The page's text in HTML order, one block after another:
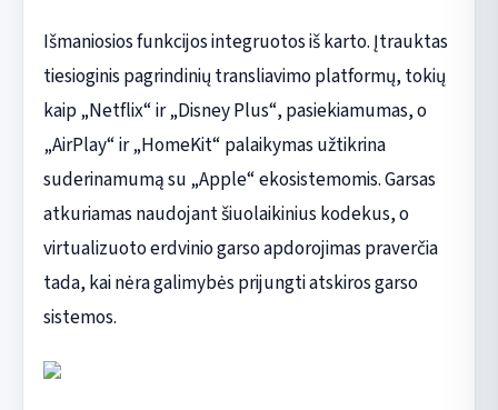
Išmaniosios funkcijos integruotos iš karto. Įtrauktas
tiesioginis pagrindinių transliavimo platformų, tokių
kaip „Netflix“ ir „Disney Plus“, pasiekiamumas, o
„AirPlay“ ir „HomeKit“ palaikymas užtikrina
suderinamumą su „Apple“ ekosistemomis. Garsas
atkuriamas naudojant šiuolaikinius kodekus, o
virtualizuoto erdvinio garso apdorojimas praverčia
tada, kai nėra galimybės prijungti atskiros garso
sistemos.